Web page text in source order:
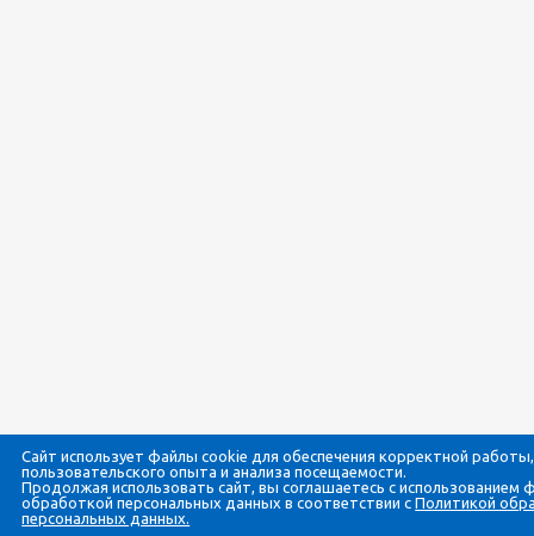
Сайт использует файлы cookie для обеспечения корректной
пользовательского опыта и анализа посещаемости.
Продолжая использовать сайт, вы соглашаетесь с использованием
обработкой персональных данных в соответствии сПолитикой
персональных данных.